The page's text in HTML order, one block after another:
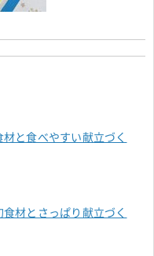
と食べやすい献立づく
材とさっぱり献立づく